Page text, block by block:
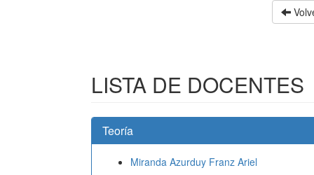
LISTA DE DOCENTES
Teoría
Miranda Azurduy Franz Ariel